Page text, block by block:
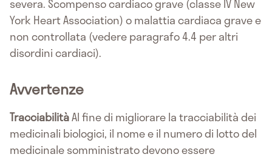
severa. Scompenso cardiaco grave (classe IV New
York Heart Association) o malattia cardiaca grave e
non controllata (vedere paragrafo 4.4 per altri
disordini cardiaci).
Avvertenze
TracciabilitàAl fine di migliorare la tracciabilità dei
medicinali biologici, il nome e il numero di lotto del
medicinale somministrato devono essere